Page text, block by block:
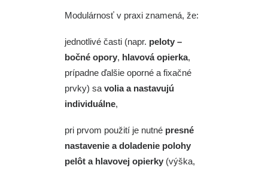
Modulárnosť v praxi znamená, že:
jednotlivé časti (napr. peloty –
bočné opory, hlavová opierka,
prípadne ďalšie oporné a fixačné
prvky) sa volia a nastavujú
individuálne,
pri prvom použití je nutné presné
nastavenie a doladenie polohy
pelôt a hlavovej opierky (výška,